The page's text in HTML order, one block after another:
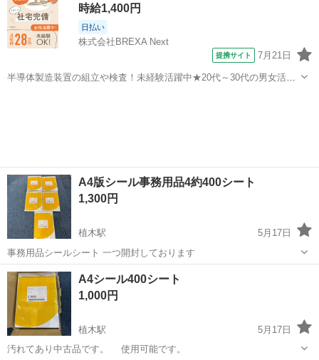
ます。
時給1,400円
日払い
株式会社BREXA Next
提携サイト 7月21日
半導体製造装置の組立や検査！未経験活躍中★20代～30代の男女活躍
A4版シール事務用品4約400シート
1,300円
植木駅
5月17日
事務用品シールシート 一つ開封しております
熊本 熊本市 ラッピング用品
A4シール400シート
1,000円
植木駅
5月17日
汚れてあり中古品です。 使用可能です。